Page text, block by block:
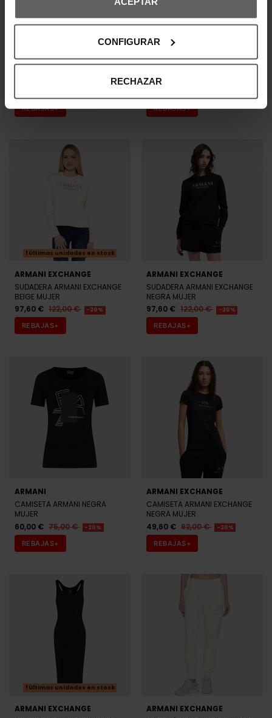
CONFIGURAR
RECHAZAR
ARMANI EXCHANGE
REBAJAS+
GUESS
MUJER
REBAJAS+
Últimas unidades en stock
ARMANI EXCHANGE
SUDADERA ARMANI EXCHANGE
BEIGE MUJER
97,60 € 122,00 € -20%
REBAJAS+
ARMANI EXCHANGE
SUDADERA ARMANI EXCHANGE
NEGRA MUJER
97,60 € 122,00 € -20%
REBAJAS+
ARMANI
CAMISETA ARMANI NEGRA
MUJER
60,00 € 75,00 € -20%
REBAJAS+
ARMANI EXCHANGE
CAMISETA ARMANI EXCHANGE
NEGRA MUJER
49,60 € 62,00 € -20%
REBAJAS+
Últimas unidades en stock
ARMANI EXCHANGE
ARMANI EXCHANGE